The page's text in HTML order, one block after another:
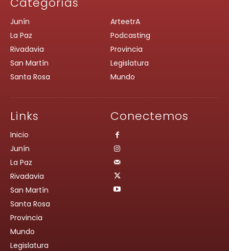
Junín
La Paz
Rivadavia
San Martín
Santa Rosa
ArteetrA
Podcasting
Provincia
Legislatura
Mundo
Links
Inicio
Junín
La Paz
Rivadavia
San Martín
Santa Rosa
Provincia
Mundo
Legislatura
Conectemos